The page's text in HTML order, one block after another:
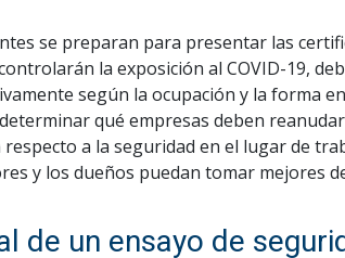
se preparan para presentar las
la exposición al COVID-19,
según la ocupación y la forma
qué empresas deben
respecto a la seguridad en el lugar de
y los dueños puedan tomar mejores
de un ensayo de